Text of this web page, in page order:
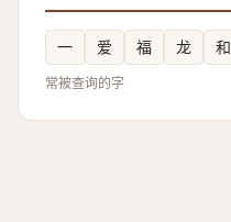
一 爱 福 龙 和
常被查询的字